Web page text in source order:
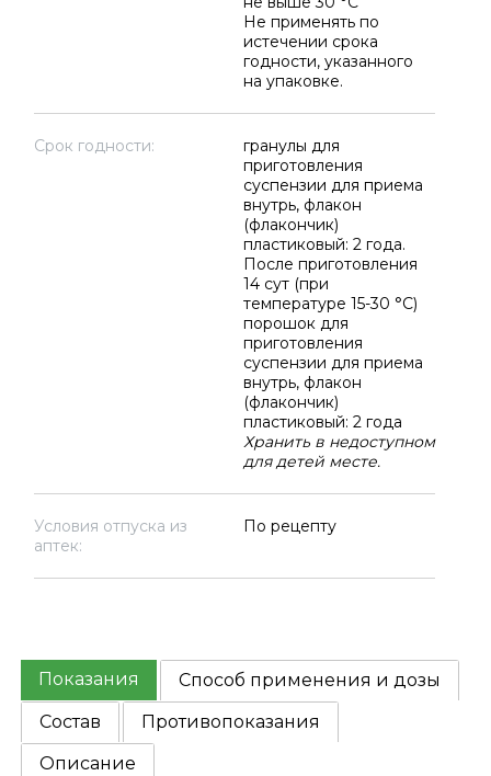
Не применять по
истечении срока
годности, указанного
на упаковке.
Срок годности:
гранулы для
приготовления
суспензии для приема
внутрь, флакон
(флакончик)
пластиковый: 2 года.
После приготовления
14 сут (при
температуре 15-30 °C)
порошок для
приготовления
суспензии для приема
внутрь, флакон
(флакончик)
пластиковый: 2 года
Хранить в недоступном
для детей месте.
Условия отпуска из
аптек:
По рецепту
Показания
Способ применения и дозы
Состав
Противопоказания
Описание